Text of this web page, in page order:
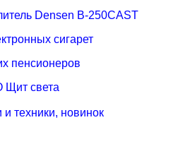
Densen B-250CAST
сигарет
пенсионеров
Щит света
техники, новинок